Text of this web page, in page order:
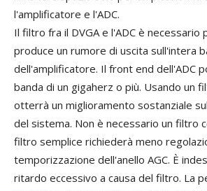
l'amplificatore e l'ADC.
Il filtro fra il DVGA e l'ADC è necessario
produce un rumore di uscita sull'intera
dell'amplificatore. Il front end dell'ADC
banda di un gigaherz o più. Usando un
otterrà un miglioramento sostanziale
del sistema. Non è necessario un filtro
filtro semplice richiederà meno
temporizzazione dell'anello AGC. È
ritardo eccessivo a causa del filtro. La